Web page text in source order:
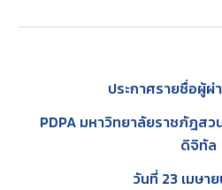
ประกาศรายชื่อผู้ผ่
PDPA มหาวิทยาลัยราชภัฎส
ดิจิทัล
วันที่ 23 เมษา